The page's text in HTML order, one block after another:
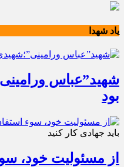
یاد شهدا
شهید”عباس
بود
باید جهادی کار کنید
از مسئولیت خود،